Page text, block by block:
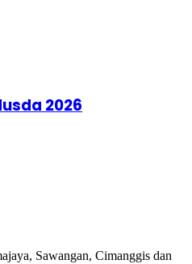
2026
Sawangan, Cimanggis dan